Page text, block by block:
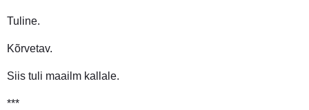
Tuline.
Kõrvetav.
Siis tuli maailm kallale.
***